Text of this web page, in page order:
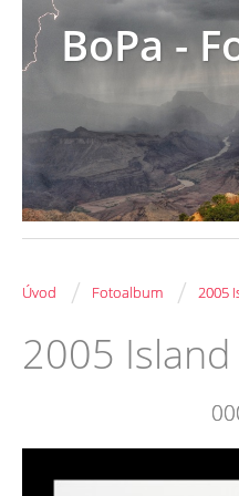
BoPa -
Úvod / Fotoalbum / 2005
2005 Island